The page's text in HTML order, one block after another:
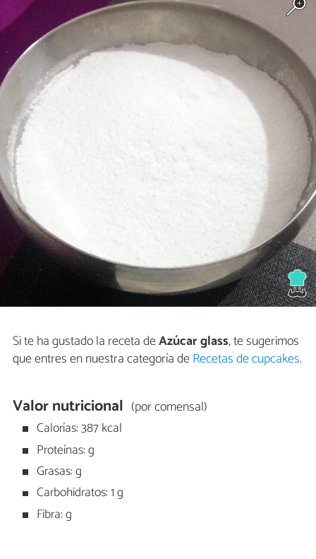
Si te ha gustado la receta deAzúcar glass, te sugerimos
que entres en nuestra categoría deRecetas de cupcakes.
Valor nutricional (por comensal)
Calorías: 387 kcal
Proteínas: g
Grasas: g
Carbohidratos: 1 g
Fibra: g